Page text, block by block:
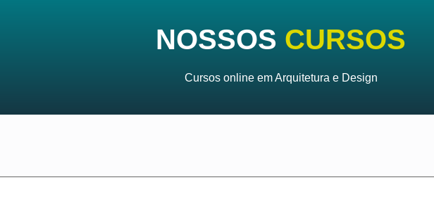
NOSSOS CURSOS
Cursos online em Arquitetura e Design